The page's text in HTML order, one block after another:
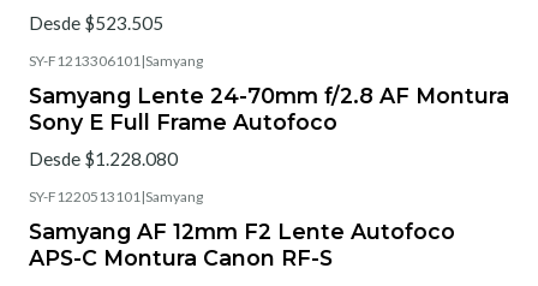
Desde $523.505
SY-F1213306101 |Samyang
Samyang Lente 24-70mm f/2.8 AF Montura
Sony E Full Frame Autofoco
Desde $1.228.080
SY-F1220513101|Samyang
Samyang AF 12mm F2 Lente Autofoco
APS-C Montura Canon RF-S